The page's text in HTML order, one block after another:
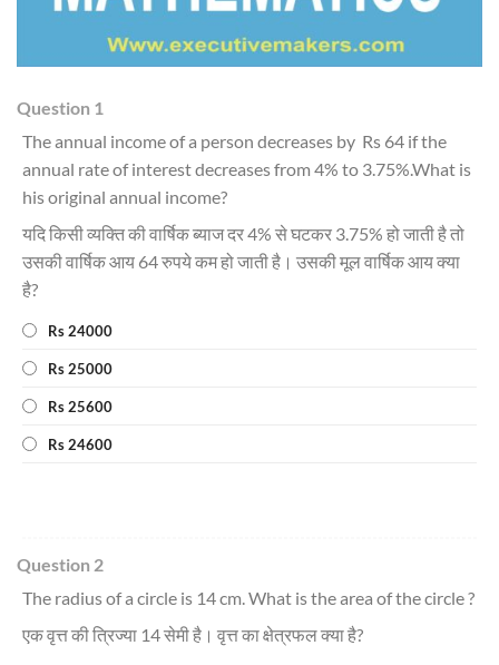
Question 1
The annual income of a person decreases by Rs 64 if the
annual rate of interest decreases from 4% to 3.75%.What is
his original annual income?
यदि किसी व्यक्ति की वार्षिक ब्याज दर 4% से घटकर 3.75% हो जाती है तो
उसकी वार्षिक आय 64 रुपये कम हो जाती है। उसकी मूल वार्षिक आय क्या
है?
Rs 24000
Rs 25000
Rs 25600
Rs 24600
Question 2
The radius of a circle is 14 cm. What is the area of the circle ?
एक वृत्त की त्रिज्या 14 सेमी है। वृत्त का क्षेत्रफल क्या है?